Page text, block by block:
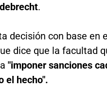
.
decisión con base en
dice que la facultad
"imponer sanciones
el hecho".